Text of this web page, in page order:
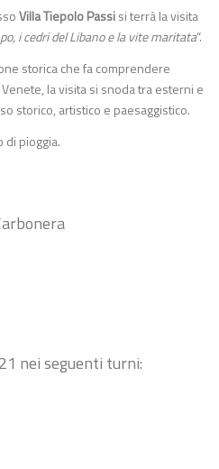
Villa Tiepolo Passisi terrà la visita
i cedri del Libano e la vite maritata“.
storica che fa comprendere
la visita si snoda tra esterni e
storico, artistico e paesaggistico.
di pioggia.
nei seguenti turni: